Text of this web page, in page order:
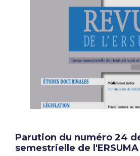
Parution du numéro 24
semestrielle de l'ERSUMA